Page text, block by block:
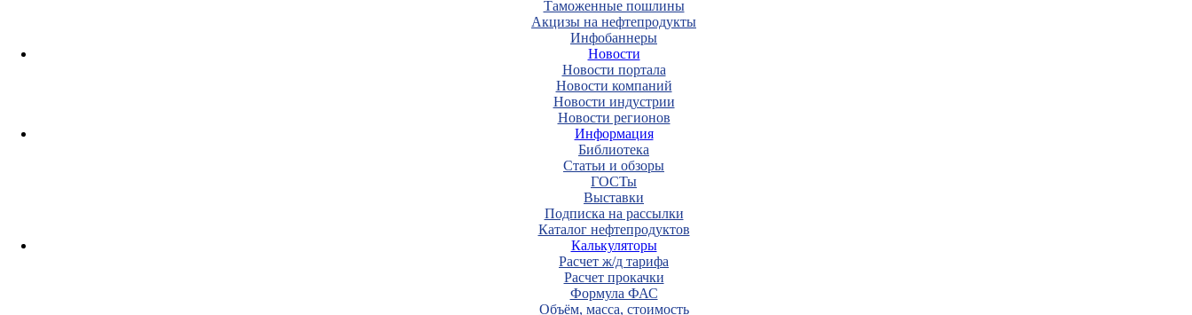
Таможенные пошлины
Акцизы на нефтепродукты
Инфобаннеры
Новости
Новости портала
Новости компаний
Новости индустрии
Новости регионов
Информация
Библиотека
Статьи и обзоры
ГОСТы
Выставки
Подписка на рассылки
Каталог нефтепродуктов
Калькуляторы
Расчет ж/д тарифа
Расчет прокачки
Формула ФАС
Объём, масса, стоимость